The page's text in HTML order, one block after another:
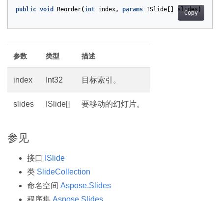
Copy
public void Reorder(int index, params ISlide slides )
参数 类型 描述
index Int32 目标索引。
slides ISlide[] 要移动的幻灯片。
参见
接口
ISlide
类 SlideCollection
命名空间 Aspose.Slides